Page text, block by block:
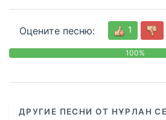
Оцените песню: 1
100%
ДРУГИЕ ПЕСНИ ОТ НҰРЛАН